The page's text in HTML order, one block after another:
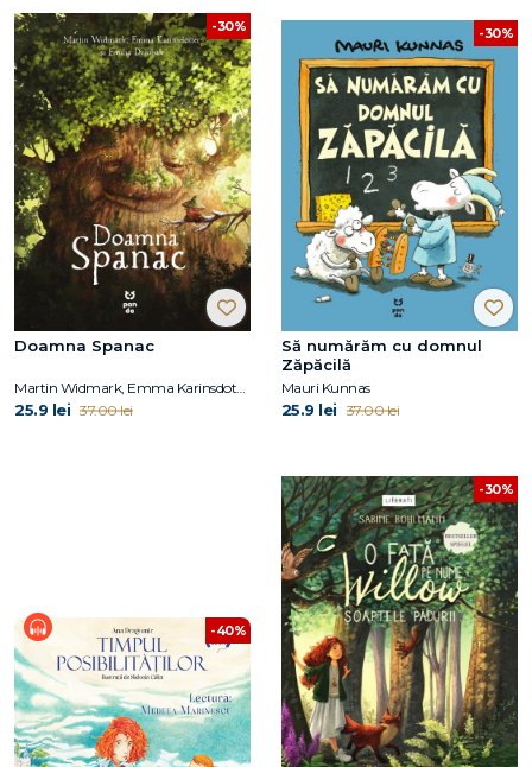
-30%
Doamna Spanac
25.9 lei 37.00 lei
-30%
Să numărăm cu domnul
Zăpăcilă
Mauri Kunnas
25.9 lei 37.00 lei
-40%
-30%